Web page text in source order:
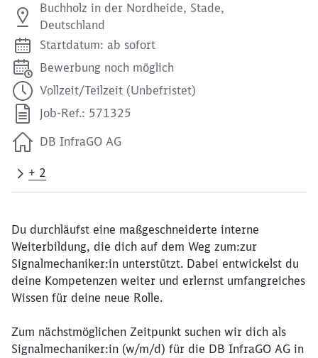
Buchholz in der Nordheide, Stade,
Deutschland
Startdatum: ab sofort
Bewerbung noch möglich
Vollzeit/Teilzeit (Unbefristet)
Job-Ref.: 571325
DB InfraGO AG
+ 2
Du durchläufst eine maßgeschneiderte interne
Weiterbildung, die dich auf dem Weg zum:zur
Signalmechaniker:in unterstützt. Dabei entwickelst du
deine Kompetenzen weiter und erlernst umfangreiches
Wissen für deine neue Rolle.
Zum nächstmöglichen Zeitpunkt suchen wir dich als
Signalmechaniker:in (w/m/d) für die DB InfraGO AG in